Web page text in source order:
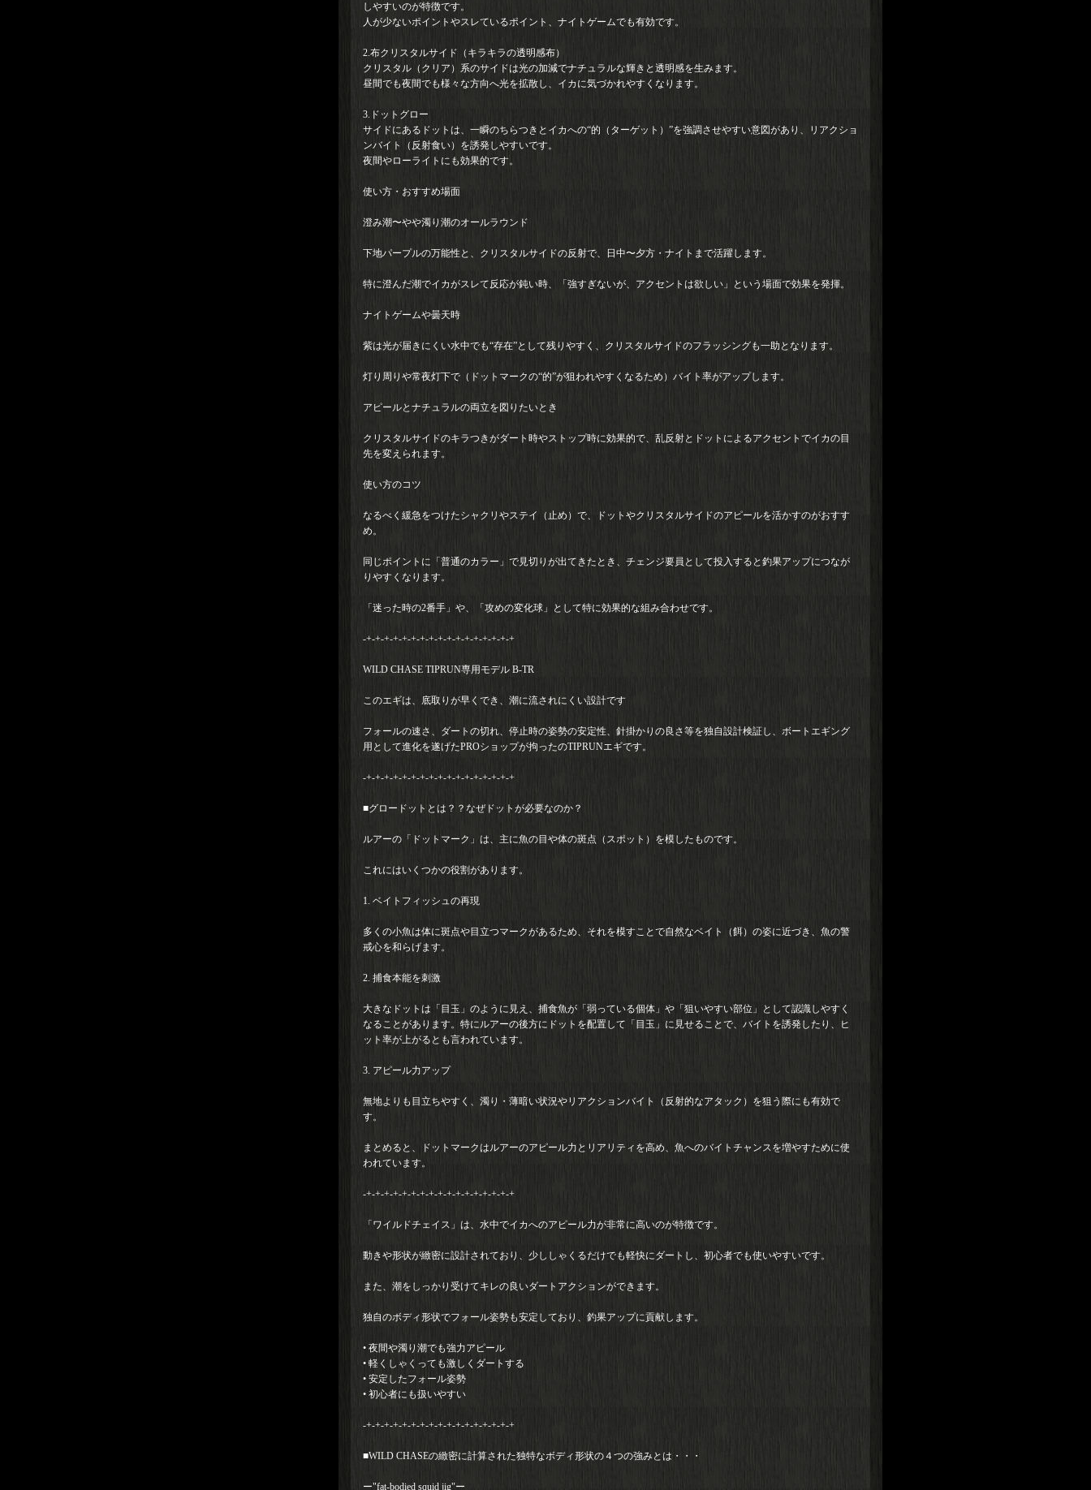
しやすいのが特徴です。
人が少ないポイントやスレているポイント、ナイトゲームでも有効です。
2.布クリスタルサイド（キラキラの透明感布）
クリスタル（クリア）系のサイドは光の加減でナチュラルな輝きと透明感を生みます。
昼間でも夜間でも様々な方向へ光を拡散し、イカに気づかれやすくなります。
3.ドットグロー
サイドにあるドットは、一瞬のちらつきとイカへの“的（ターゲット）”を強調させやすい意図があり、リアクショ
ンバイト（反射食い）を誘発しやすいです。
夜間やローライトにも効果的です。
使い方・おすすめ場面
澄み潮〜やや濁り潮のオールラウンド
下地パープルの万能性と、クリスタルサイドの反射で、日中〜夕方・ナイトまで活躍します。
特に澄んだ潮でイカがスレて反応が鈍い時、「強すぎないが、アクセントは欲しい」という場面で効果を発揮。
ナイトゲームや曇天時
紫は光が届きにくい水中でも“存在”として残りやすく、クリスタルサイドのフラッシングも一助となります。
灯り周りや常夜灯下で（ドットマークの“的”が狙われやすくなるため）バイト率がアップします。
アピールとナチュラルの両立を図りたいとき
クリスタルサイドのキラつきがダート時やストップ時に効果的で、乱反射とドットによるアクセントでイカの目
先を変えられます。
使い方のコツ
なるべく緩急をつけたシャクリやステイ（止め）で、ドットやクリスタルサイドのアピールを活かすのがおすす
め。
同じポイントに「普通のカラー」で見切りが出てきたとき、チェンジ要員として投入すると釣果アップにつなが
りやすくなります。
「迷った時の2番手」や、「攻めの変化球」として特に効果的な組み合わせです。
-+-+-+-+-+-+-+-+-+-+-+-+-+-+-+-+-+
WILD CHASE TIPRUN専用モデル B-TR
このエギは、底取りが早くでき、潮に流されにくい設計です
フォールの速さ、ダートの切れ、停止時の姿勢の安定性、針掛かりの良さ等を独自設計検証し、ボートエギング
用として進化を遂げたPROショップが拘ったのTIPRUNエギです。
-+-+-+-+-+-+-+-+-+-+-+-+-+-+-+-+-+
■グロードットとは？？なぜドットが必要なのか？
ルアーの「ドットマーク」は、主に魚の目や体の斑点（スポット）を模したものです。
これにはいくつかの役割があります。
1. ベイトフィッシュの再現
多くの小魚は体に斑点や目立つマークがあるため、それを模すことで自然なベイト（餌）の姿に近づき、魚の警
戒心を和らげます。
2. 捕食本能を刺激
大きなドットは「目玉」のように見え、捕食魚が「弱っている個体」や「狙いやすい部位」として認識しやすく
なることがあります。特にルアーの後方にドットを配置して「目玉」に見せることで、バイトを誘発したり、ヒ
ット率が上がるとも言われています。
3. アピール力アップ
無地よりも目立ちやすく、濁り・薄暗い状況やリアクションバイト（反射的なアタック）を狙う際にも有効で
す。
まとめると、ドットマークはルアーのアピール力とリアリティを高め、魚へのバイトチャンスを増やすために使
われています。
-+-+-+-+-+-+-+-+-+-+-+-+-+-+-+-+-+
「ワイルドチェイス」は、水中でイカへのアピール力が非常に高いのが特徴です。
動きや形状が緻密に設計されており、少ししゃくるだけでも軽快にダートし、初心者でも使いやすいです。
また、潮をしっかり受けてキレの良いダートアクションができます。
独自のボディ形状でフォール姿勢も安定しており、釣果アップに貢献します。
• 夜間や濁り潮でも強力アピール
• 軽くしゃくっても激しくダートする
• 安定したフォール姿勢
• 初心者にも扱いやすい
-+-+-+-+-+-+-+-+-+-+-+-+-+-+-+-+-+
■WILD CHASEの緻密に計算された独特なボディ形状の４つの強みとは・・・
ー"fat-bodied squid jig"ー